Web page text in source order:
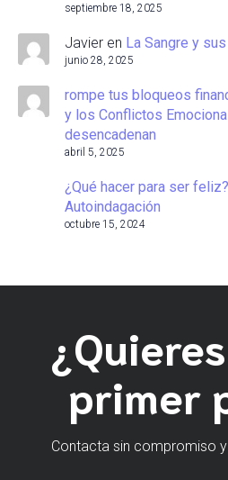
septiembre 18, 2025
Javier en La Sangre y
junio 28, 2025
rompe tus bloqueos
y los Conflictos
desencadenan
abril 5, 2025
¿Qué hacer para ser feliz?
Autoindagación
octubre 15, 2024
primer
Contacta sin compromiso